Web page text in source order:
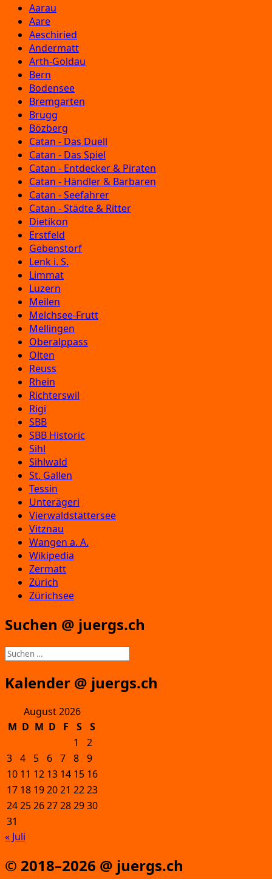
Aarau
Aare
Aeschiried
Andermatt
Arth-Goldau
Bern
Bodensee
Bremgarten
Brugg
Bözberg
Catan - Das Duell
Catan - Das Spiel
Catan - Entdecker & Piraten
Catan - Händler & Barbaren
Catan - Seefahrer
Catan - Städte & Ritter
Dietikon
Erstfeld
Gebenstorf
Lenk i. S.
Limmat
Luzern
Meilen
Melchsee-Frutt
Mellingen
Oberalppass
Olten
Reuss
Rhein
Richterswil
Rigi
SBB
SBB Historic
Sihl
Sihlwald
St. Gallen
Tessin
Unterägeri
Vierwaldstättersee
Vitznau
Wangen a. A.
Wikipedia
Zermatt
Zürich
Zürichsee
Suchen @ juergs.ch
Suchen
nach:
Kalender @ juergs.ch
August 2026
M D M D F S
S
1
2
3 4 5 6 7 8 9
10 11 12 13 14 15 16
17 18 192021 2223
24252627282930
31
« Juli
© 2018–2026 @ juergs.ch